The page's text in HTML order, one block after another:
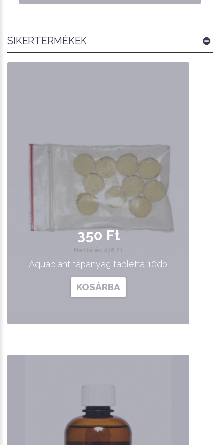
SIKERTERMÉKEK
350 Ft
Nettó ár: 276 Ft
Aquaplant tápanyag tabletta 10db
KOSÁRBA